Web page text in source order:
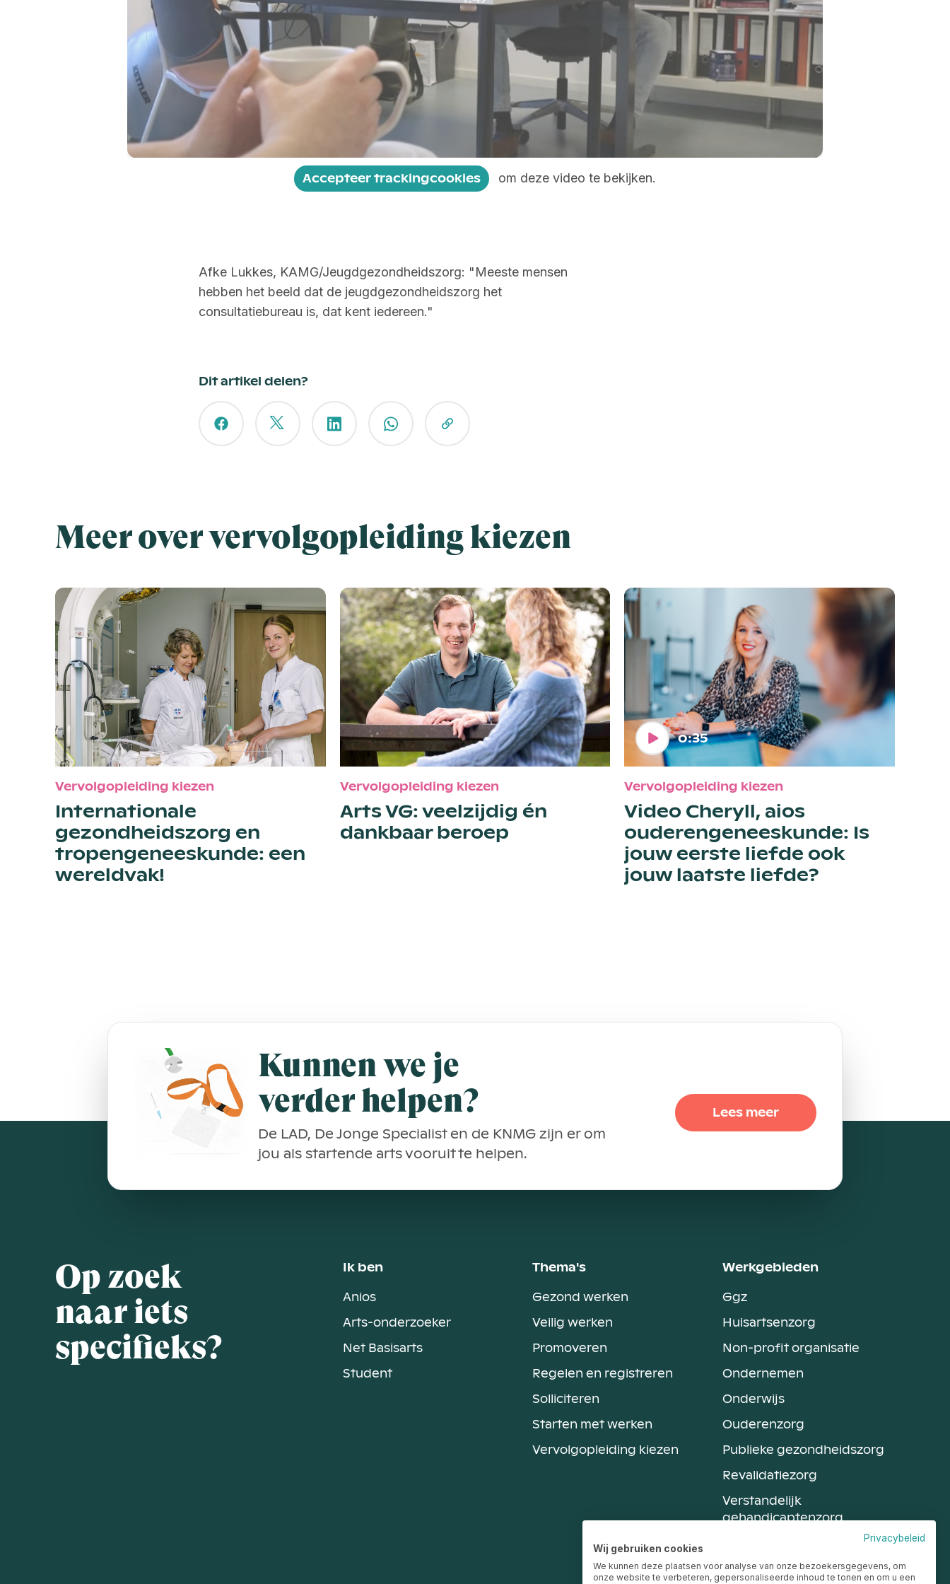
Play Mute Settings
Enter
Accepteer trackingcookies om deze video te bekijken.
Afke Lukkes, KAMG/Jeugdgezondheidszorg: "Meeste mensen
hebben het beeld dat de jeugdgezondheidszorg het
consultatiebureau is, dat kent iedereen."
Dit artikel delen?
Meer over vervolgopleiding kiezen
Vervolgopleiding kiezen
Internationale
gezondheidszorg en
tropengeneeskunde: een
wereldvak!
Vervolgopleiding kiezen
Arts VG: veelzijdig én
dankbaar beroep
o:35
Vervolgopleiding kiezen
Video Cheryll, aios
ouderengeneeskunde: Is
jouw eerste liefde ook
jouw laatste liefde?
Kunnen we je
verder helpen?
De LAD, De Jonge Specialist en de KNMG zijn er om
jou als startende arts vooruit te helpen.
Lees meer
Op zoek
naar iets
specifieks?
Ik ben
Anios
Arts-onderzoeker
Net Basisarts
Student
Thema's
Gezond werken
Veilig werken
Promoveren
Regelen en registreren
Solliciteren
Starten met werken
Vervolgopleiding kiezen
Werkgebieden
Ggz
Huisartsenzorg
Non-profit organisatie
Ondernemen
Onderwijs
Ouderenzorg
Publieke gezondheidszorg
Revalidatiezorg
Verstandelijk
gehandicaptenzorg
Ziekenhuis
Privacybeleid
Wij gebruiken cookies
We kunnen deze plaatsen voor analyse van onze bezoekersgegevens, om
onze website te verbeteren, gepersonaliseerde inhoud te tonen en om u een